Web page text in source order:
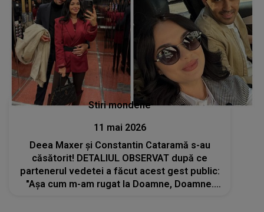
Stiri mondene
11 mai 2026
Deea Maxer și Constantin Cataramă s-au
căsătorit! DETALIUL OBSERVAT după ce
partenerul vedetei a făcut acest gest public:
"Așa cum m-am rugat la Doamne, Doamne.